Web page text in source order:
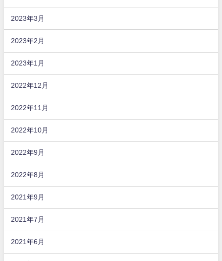
2023年3月
2023年2月
2023年1月
2022年12月
2022年11月
2022年10月
2022年9月
2022年8月
2021年9月
2021年7月
2021年6月